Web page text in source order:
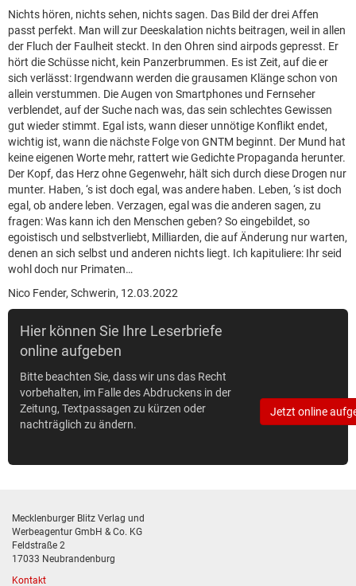
Nichts hören, nichts sehen, nichts sagen. Das Bild der drei Affen
passt perfekt. Man will zur Deeskalation nichts beitragen, weil in allen
der Fluch der Faulheit steckt. In den Ohren sind airpods gepresst. Er
hört die Schüsse nicht, kein Panzerbrummen. Es ist Zeit, auf die er
sich verlässt: Irgendwann werden die grausamen Klänge schon von
allein verstummen. Die Augen von Smartphones und Fernseher
verblendet, auf der Suche nach was, das sein schlechtes Gewissen
gut wieder stimmt. Egal ists, wann dieser unnötige Konflikt endet,
wichtig ist, wann die nächste Folge von GNTM beginnt. Der Mund hat
keine eigenen Worte mehr, rattert wie Gedichte Propaganda herunter.
Der Kopf, das Herz ohne Gegenwehr, hält sich durch diese Drogen nur
munter. Haben, ‘s ist doch egal, was andere haben. Leben, ‘s ist doch
egal, ob andere leben. Verzagen, egal was die anderen sagen, zu
fragen: Was kann ich den Menschen geben? So eingebildet, so
egoistisch und selbstverliebt, Milliarden, die auf Änderung nur warten,
denen an sich selbst und anderen nichts liegt. Ich kapituliere: Ihr seid
wohl doch nur Primaten…
Nico Fender, Schwerin, 12.03.2022
Hier können Sie Ihre Leserbriefe
online aufgeben
Bitte beachten Sie, dass wir uns das Recht
vorbehalten, im Falle des Abdruckens in der
Zeitung, Textpassagen zu kürzen oder
nachträglich zu ändern.
Jetzt online
Mecklenburger Blitz Verlag und
Werbeagentur GmbH & Co. KG
Feldstraße 2
17033 Neubrandenburg
Kontakt